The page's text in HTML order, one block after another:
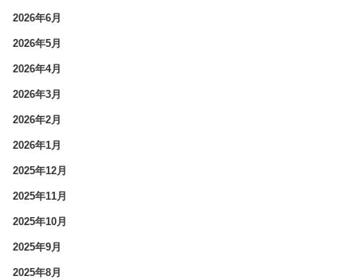
2026年6月
2026年5月
2026年4月
2026年3月
2026年2月
2026年1月
2025年12月
2025年11月
2025年10月
2025年9月
2025年8月